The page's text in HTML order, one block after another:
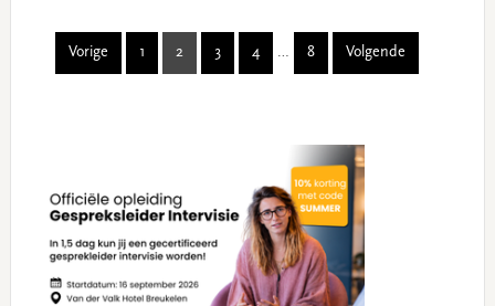
Vorige Page
1 Page
2 Page
3 Page
4
Interim
pages
… Page
8 Volgende